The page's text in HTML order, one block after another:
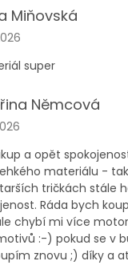
Miňovská
obchodu je 5 z 5
super
Němcová
obchodu je 5 z 5
a opět
materiálu -
tričkách stále
Ráda bych
chybí mi více
:-) pokud se v
znovu ;) díky a